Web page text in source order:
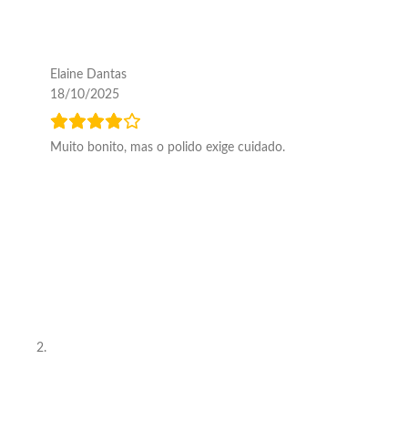
Elaine Dantas
18/10/2025
Muito bonito, mas o polido exige cuidado.